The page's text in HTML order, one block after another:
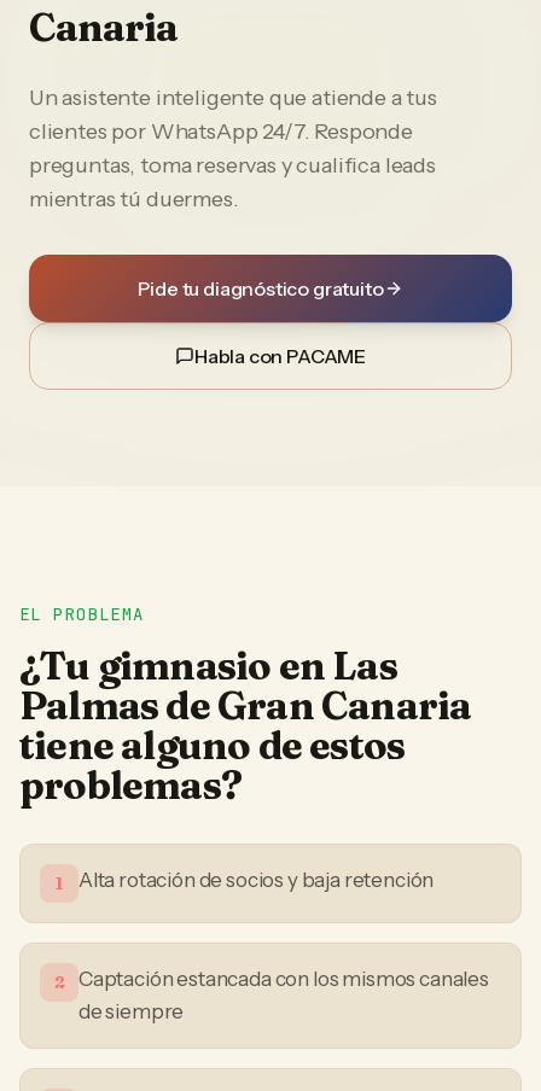
Canaria
Un asistente inteligente que atiende a tus
clientes por WhatsApp 24/7. Responde
preguntas, toma reservas y cualifica leads
mientras tú duermes.
Pide tu diagnóstico gratuito
Habla con PACAME
EL PROBLEMA
¿Tu gimnasio en Las
Palmas de Gran Canaria
tiene alguno de estos
problemas?
1 Alta rotación de socios y baja retención
2
Captación estancada con los mismos canales
de siempre